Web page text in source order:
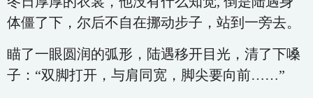
体僵了下，尔后不自在挪动步子，站到一旁去。
瞄了一眼圆润的弧形，陆遇移开目光，清了下嗓
子：“双脚打开，与肩同宽，脚尖要向前……”